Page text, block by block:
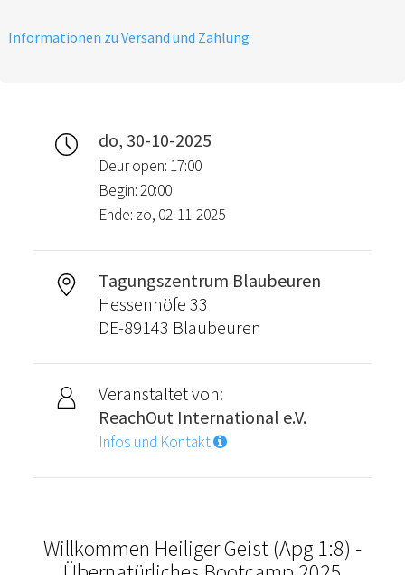
Informationen zu Versand und Zahlung
do, 30-10-2025
Deur open: 17:00
Begin: 20:00
Ende: zo, 02-11-2025
Tagungszentrum Blaubeuren
Hessenhöfe 33
DE-89143 Blaubeuren
Veranstaltet von:
ReachOut International e.V.
Infos und Kontakt
Willkommen Heiliger Geist (Apg 1:8) -